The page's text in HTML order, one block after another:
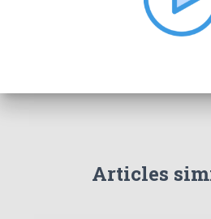
Articles